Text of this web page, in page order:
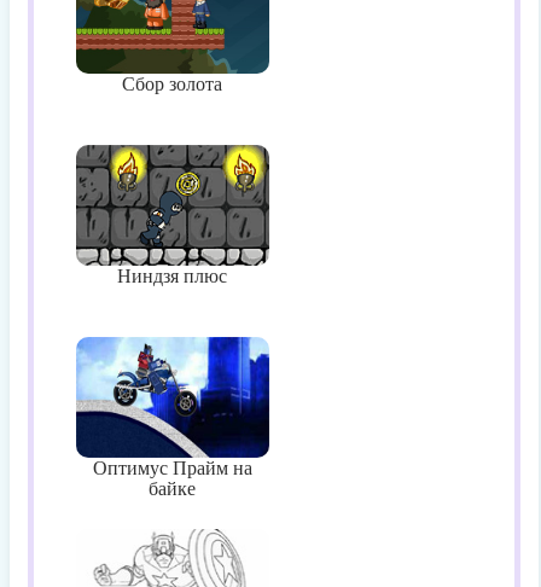
Сбор золота
Ниндзя плюс
Оптимус Прайм на
байке